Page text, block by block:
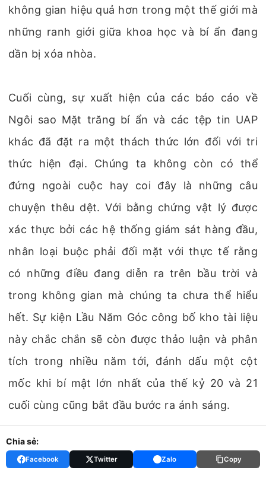
không gian hiệu quả hơn trong một thế giới mà
những ranh giới giữa khoa học và bí ẩn đang
dần bị xóa nhòa.
Cuối cùng, sự xuất hiện của các báo cáo về
Ngôi sao Mặt trăng bí ẩn và các tệp tin UAP
khác đã đặt ra một thách thức lớn đối với tri
thức hiện đại. Chúng ta không còn có thể
đứng ngoài cuộc hay coi đây là những câu
chuyện thêu dệt. Với bằng chứng vật lý được
xác thực bởi các hệ thống giám sát hàng đầu,
nhân loại buộc phải đối mặt với thực tế rằng
có những điều đang diễn ra trên bầu trời và
trong không gian mà chúng ta chưa thể hiểu
hết. Sự kiện Lầu Năm Góc công bố kho tài liệu
này chắc chắn sẽ còn được thảo luận và phân
tích trong nhiều năm tới, đánh dấu một cột
mốc khi bí mật lớn nhất của thế kỷ 20 và 21
cuối cùng cũng bắt đầu bước ra ánh sáng.
Chia sẻ:
Facebook Twitter Zalo Copy